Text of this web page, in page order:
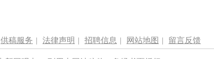
供稿服务 | 法律声明 | 招聘信息 | 网站地图 | 留言反馈